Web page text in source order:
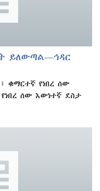
ይለውጣል—ኅዳር
ቁማርተኛ የነበረ ሰው
ሰው እውነተኛ ደስታ